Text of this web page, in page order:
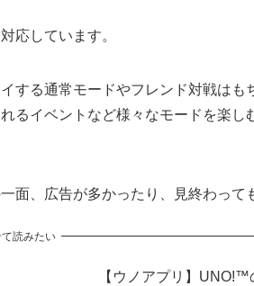
応しています。
する通常モードやフレンド対戦は
るイベントなど様々なモードを楽
面、広告が多かったり、見終わって
読みたい
【ウノアプリ】